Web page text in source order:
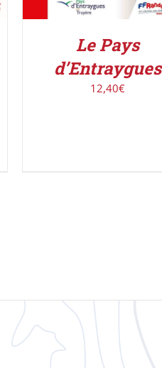
Le Pays
d’Entraygues
12,40€